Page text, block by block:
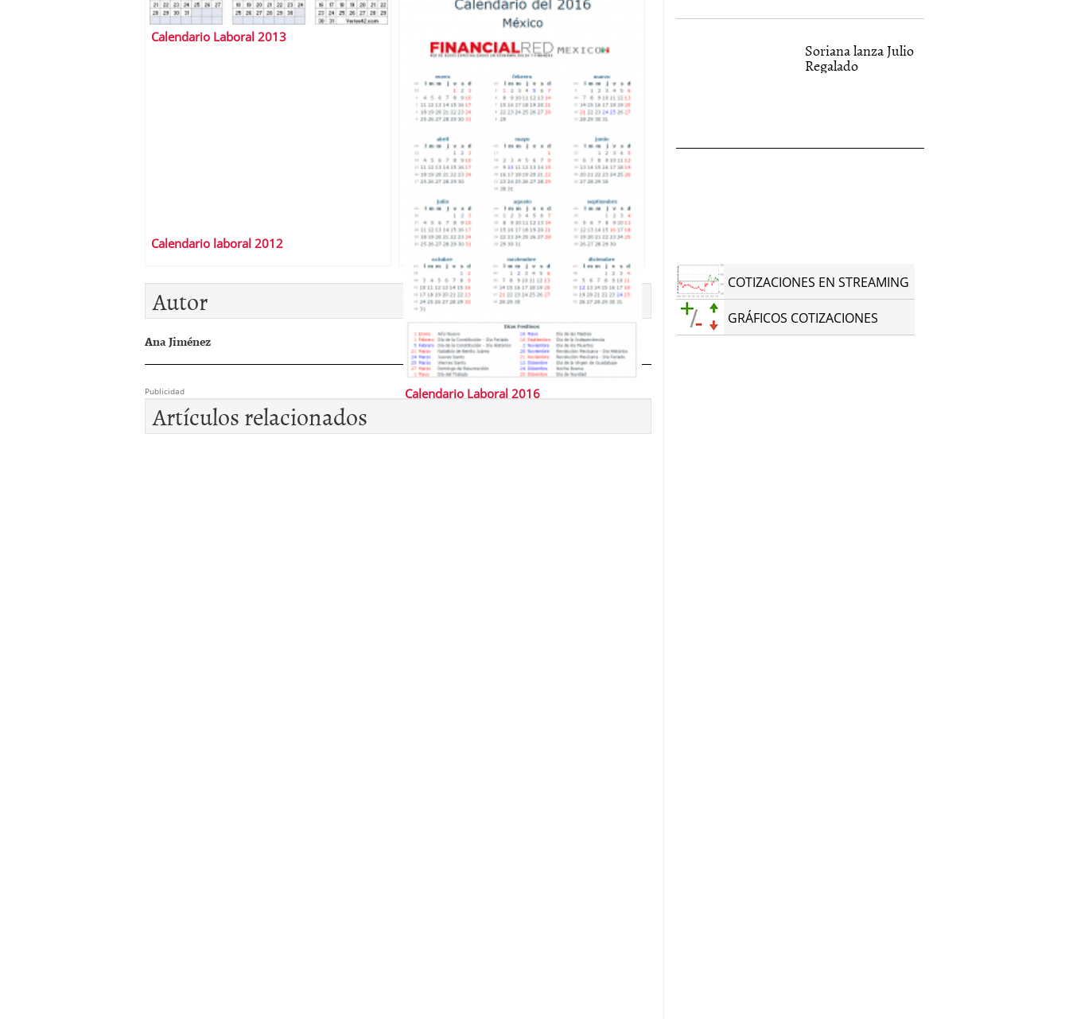
Calendario Laboral 2013
Calendario laboral 2012
Calendario Laboral 2016
Autor
Ana Jiménez
Publicidad
Artículos relacionados
Soriana lanza Julio
Regalado
COTIZACIONES EN STREAMING
GRÁFICOS COTIZACIONES